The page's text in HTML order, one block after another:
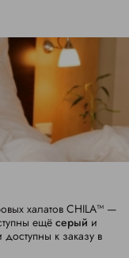
халатов CHILA™ —
ещё серый и
к заказу в